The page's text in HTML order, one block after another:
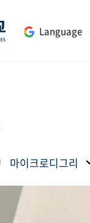
Language
마이크로디그리